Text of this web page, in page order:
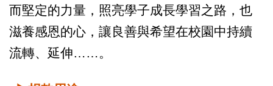
而堅定的力量，照亮學子成長學習之路，也
滋養感恩的心，讓良善與希望在校園中持續
流轉、延伸……。